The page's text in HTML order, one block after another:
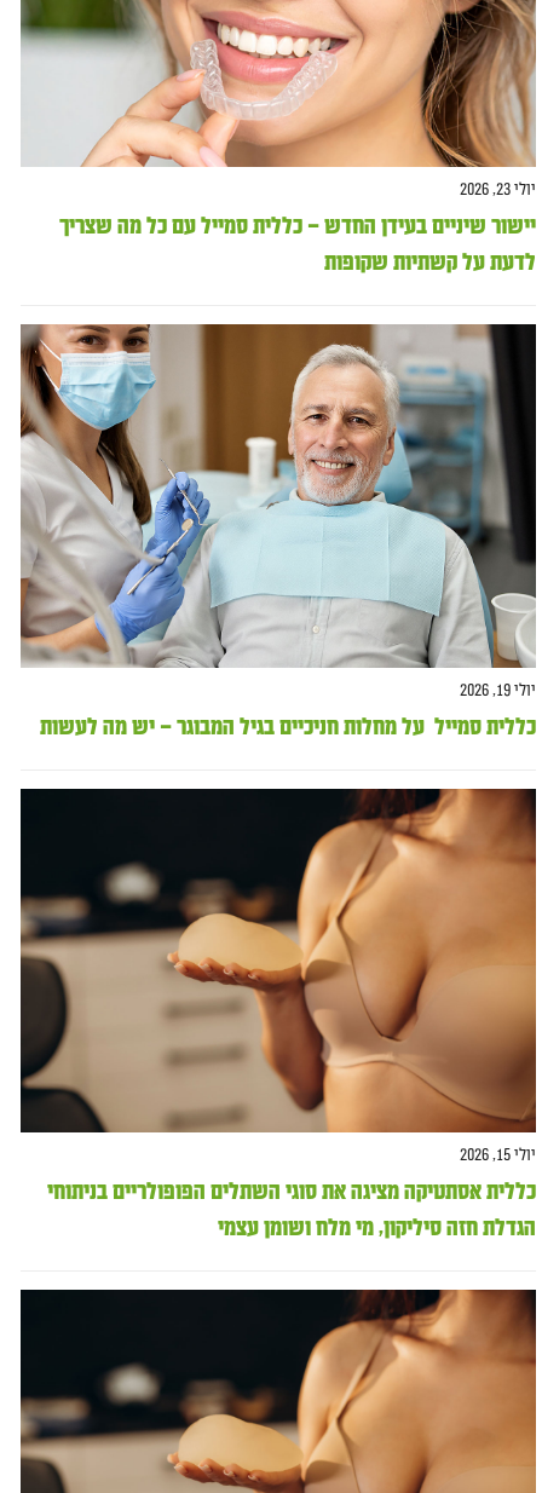
יולי 23, 2026
יישור שיניים בעידן החדש – כללית סמייל עם כל מה שצריך
לדעת על קשתיות שקופות
יולי 19, 2026
כללית סמייל על מחלות חניכיים בגיל המבוגר – יש מה לעשות
יולי 15, 2026
כללית אסתטיקה מציגה את סוגי השתלים הפופולריים בניתוחי
הגדלת חזה סיליקון, מי מלח ושומן עצמי